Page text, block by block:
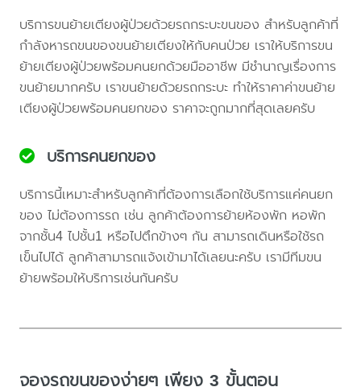
บริการขนย้ายเตียงผู้ป่วยด้วยรถกระบะขนของ สำหรับลูกค้าที่
กำลังหารถขนของขนย้ายเตียงให้กับคนป่วย เราให้บริการขน
ย้ายเตียงผู้ป่วยพร้อมคนยกด้วยมืออาชีพ มีชำนาญเรื่องการ
ขนย้ายมากครับ เราขนย้ายด้วยรถกระบะ ทำให้ราคาค่าขนย้าย
เตียงผู้ป่วยพร้อมคนยกของ ราคาจะถูกมากที่สุดเลยครับ
บริการคนยกของ
บริการนี้เหมาะสำหรับลูกค้าที่ต้องการเลือกใช้บริการแค่คนยก
ของ ไม่ต้องการรถ เช่น ลูกค้าต้องการย้ายห้องพัก หอพัก
จากชั้น4 ไปชั้น1 หรือไปตึกข้างๆ กัน สามารถเดินหรือใช้รถ
เข็นไปได้ ลูกค้าสามารถแจ้งเข้ามาได้เลยนะครับ เรามีทีมขน
ย้ายพร้อมให้บริการเช่นกันครับ
จองรถขนของง่ายๆ เพียง 3 ขั้นตอน